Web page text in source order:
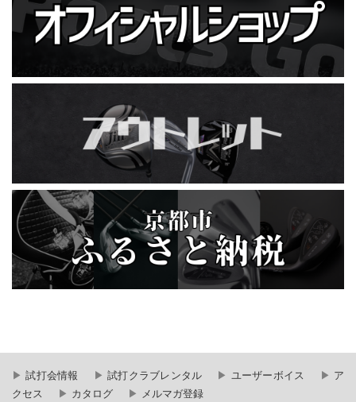
試打会情報 試打クラブレンタル ユーザーボイス
ア
クセス
カタログ メルマガ登録